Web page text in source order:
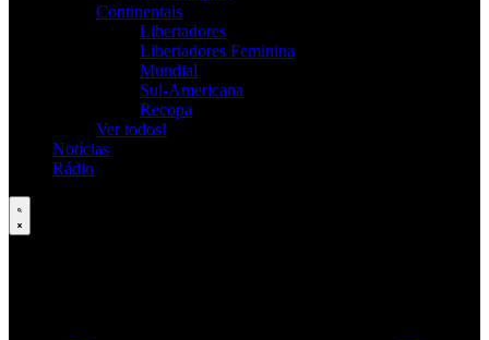
Continentais
Libertadores
Libertadores Feminina
Mundial
Sul-Americana
Recopa
Ver todos!
Notícias
Rádio